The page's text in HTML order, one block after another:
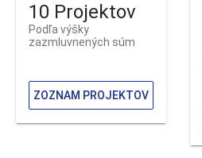
10 Projektov
Podľa výšky
zazmluvnených súm
ZOZNAM PROJEKTOV